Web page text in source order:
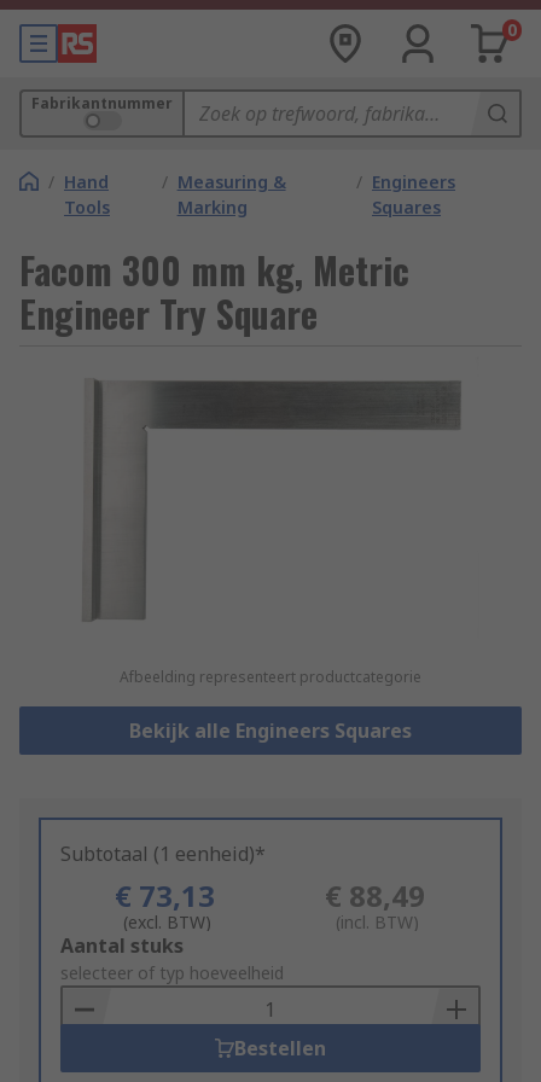
0
Fabrikantnummer
/ Hand
Tools
/ Measuring &
Marking
/ Engineers
Squares
Facom 300 mm kg, Metric
Engineer Try Square
Afbeelding representeert productcategorie
Bekijk alle Engineers Squares
Subtotaal (1 eenheid)*
€ 73,13
(excl. BTW)
€ 88,49
(incl. BTW)
Add
to
Basket
Aantal stuks
selecteer of typ hoeveelheid
Bestellen